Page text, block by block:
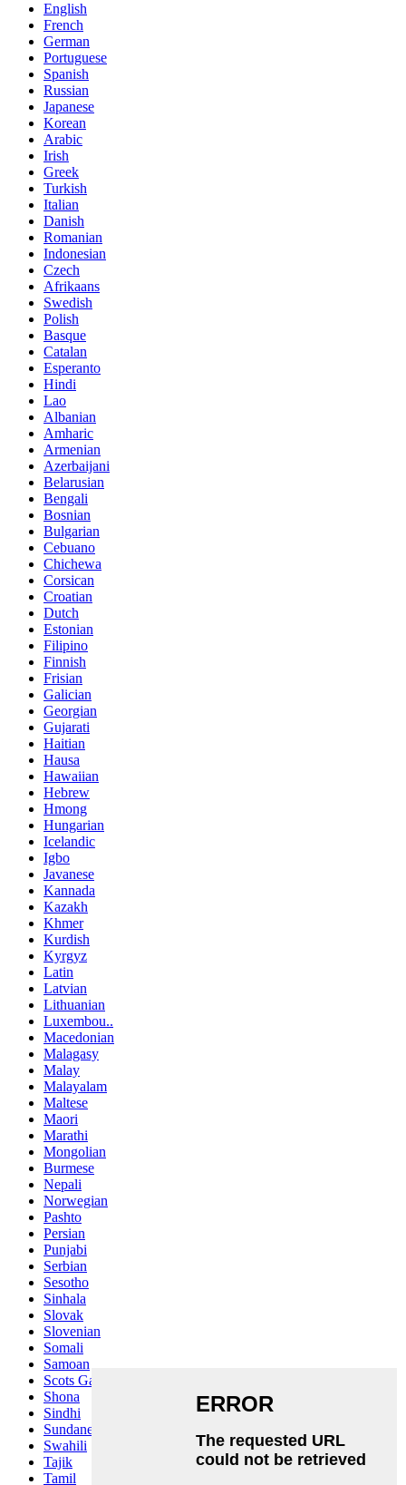
English
French
German
Portuguese
Spanish
Russian
Japanese
Korean
Arabic
Irish
Greek
Turkish
Italian
Danish
Romanian
Indonesian
Czech
Afrikaans
Swedish
Polish
Basque
Catalan
Esperanto
Hindi
Lao
Albanian
Amharic
Armenian
Azerbaijani
Belarusian
Bengali
Bosnian
Bulgarian
Cebuano
Chichewa
Corsican
Croatian
Dutch
Estonian
Filipino
Finnish
Frisian
Galician
Georgian
Gujarati
Haitian
Hausa
Hawaiian
Hebrew
Hmong
Hungarian
Icelandic
Igbo
Javanese
Kannada
Kazakh
Khmer
Kurdish
Kyrgyz
Latin
Latvian
Lithuanian
Luxembou..
Macedonian
Malagasy
Malay
Malayalam
Maltese
Maori
Marathi
Mongolian
Burmese
Nepali
Norwegian
Pashto
Persian
Punjabi
Serbian
Sesotho
Sinhala
Slovak
Slovenian
Somali
Samoan
Scots Gaelic
Shona
Sindhi
Sundanese
Swahili
Tajik
Tamil